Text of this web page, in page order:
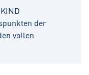
der
vollen